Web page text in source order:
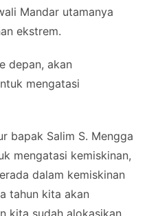
Mandar utamanya
ekstrem.
depan, akan
mengatasi
bapak Salim S. Mengga
mengatasi kemiskinan,
dalam kemiskinan
tahun kita akan
kita sudah alokasikan